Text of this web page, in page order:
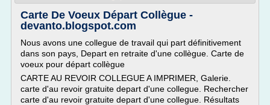
Carte De Voeux Départ Collègue -
devanto.blogspot.com
Nous avons une collegue de travail qui part définitivement
dans son pays, Depart en retraite d'une collègue. Carte de
voeux pour départ collègue
CARTE AU REVOIR COLLEGUE A IMPRIMER, Galerie.
carte d'au revoir gratuite depart d'une collegue. Rechercher
carte d'au revoir gratuite depart d'une collegue. Résultats